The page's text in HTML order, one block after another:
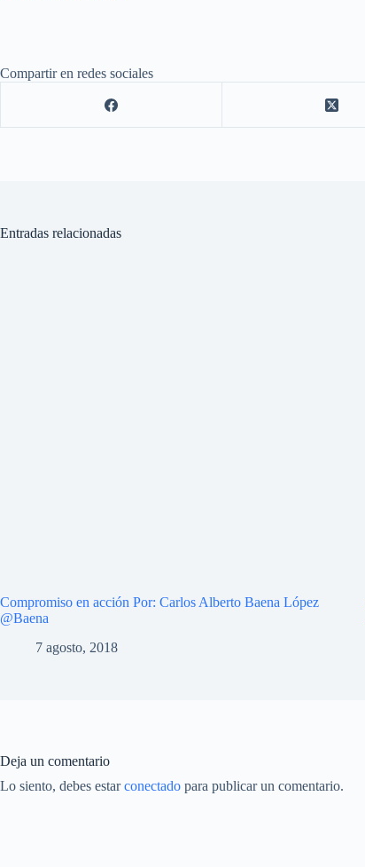
Compartir en redes sociales
Entradas relacionadas
Compromiso en acción Por: Carlos Alberto Baena López
@Baena
7 agosto, 2018
Deja un comentario
Lo siento, debes estarconectado para publicar un comentario.